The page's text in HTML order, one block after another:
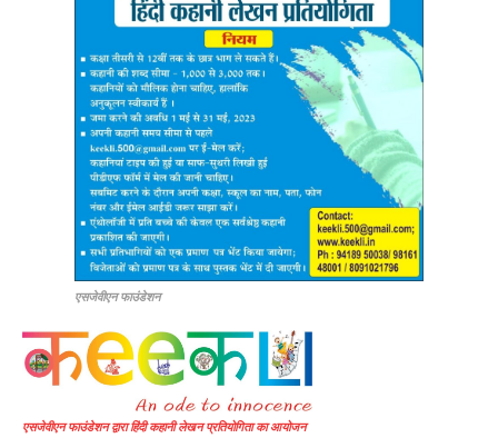
एसजेवीएन फाउंडेशन
एसजेवीएन फाउंडेशन द्वारा हिंदी कहानी लेखन प्रतियोगिता का आयोजन